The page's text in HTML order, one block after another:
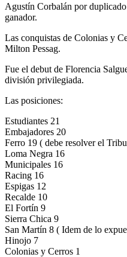
Agustín Corbalán por
ganador.
Las conquistas de Colonias y
Milton Pessag.
Fue el debut de Florencia
división privilegiada.
Las posiciones:
Estudiantes 21
Embajadores 20
Ferro 19 ( debe resolver el
Loma Negra 16
Municipales 16
Racing 16
Espigas 12
Recalde 10
El Fortín 9
Sierra Chica 9
San Martín 8 ( Idem de lo
Hinojo 7
Colonias y Cerros 1